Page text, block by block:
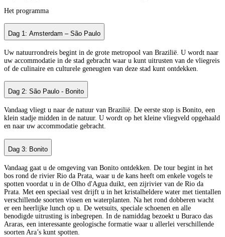
Het programma
Dag 1: Amsterdam – São Paulo
Uw natuurrondreis begint in de grote metropool van Brazilië. U wordt naar
uw accommodatie in de stad gebracht waar u kunt uitrusten van de vliegreis
of de culinaire en culturele geneugten van deze stad kunt ontdekken.
Dag 2: São Paulo - Bonito
Vandaag vliegt u naar de natuur van Brazilië. De eerste stop is Bonito, een
klein stadje midden in de natuur. U wordt op het kleine vliegveld opgehaald
en naar uw accommodatie gebracht.
Dag 3: Bonito
Vandaag gaat u de omgeving van Bonito ontdekken. De tour begint in het
bos rond de rivier Rio da Prata, waar u de kans heeft om enkele vogels te
spotten voordat u in de Olho d'Agua duikt, een zijrivier van de Rio da
Prata. Met een speciaal vest drijft u in het kristalheldere water met tientallen
verschillende soorten vissen en waterplanten. Na het rond dobberen wacht
er een heerlijke lunch op u. De wetsuits, speciale schoenen en alle
benodigde uitrusting is inbegrepen. In de namiddag bezoekt u Buraco das
Araras, een interessante geologische formatie waar u allerlei verschillende
soorten Ara’s kunt spotten.